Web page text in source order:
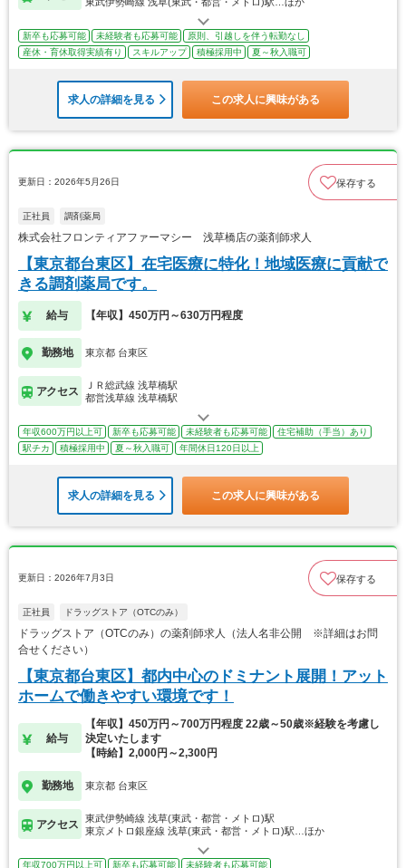
新卒も応募可能 未経験者も応募可能
原則、引越しを伴う転勤なし
産休・育休取得実績有り
スキルアップ 積極採用中 夏～秋入職可
求人の詳細を見る この求人に興味がある
更新日：2026年5月26日 保存する
正社員 調剤薬局
株式会社フロンティアファーマシー 浅草橋店の薬剤師求人
【東京都台東区】在宅医療に特化！地域医療に貢献で
きる調剤薬局です。
給与 【年収】450万円～630万円程度
勤務地 東京都 台東区
アクセス
ＪＲ総武線 浅草橋駅
都営浅草線 浅草橋駅
年収600万円以上可 新卒も応募可能 未経験者も応募可能
住宅補助（手当）あり
駅チカ
積極採用中 夏～秋入職可 年間休日120日以上
求人の詳細を見る この求人に興味がある
更新日：2026年7月3日 保存する
正社員 ドラッグストア（OTCのみ）
ドラッグストア（OTCのみ）の薬剤師求人（法人名非公開 ※詳細はお問
合せください）
【東京都台東区】都内中心のドミナント展開！アット
ホームで働きやすい環境です！
給与
【年収】450万円～700万円程度 22歳～50歳※経験を考慮し
決定いたします
【時給】2,000円～2,300円
勤務地 東京都 台東区
アクセス
東武伊勢崎線 浅草(東武・都営・メトロ)駅
東京メトロ銀座線 浅草(東武・都営・メトロ)駅…ほか
年収700万円以上可 新卒も応募可能
未経験者も応募可能